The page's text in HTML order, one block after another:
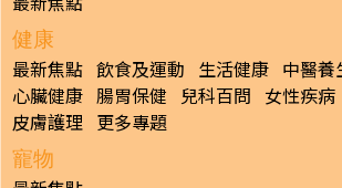
健康
最新焦點 飲食及運動 生活健康 中醫養
心臟健康 腸胃保健 兒科百問 女性疾病
皮膚護理 更多專題
寵物